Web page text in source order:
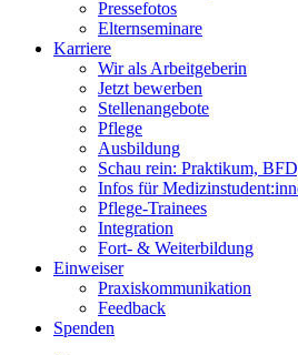
Pressefotos
Elternseminare
Karriere
Wir als Arbeitgeberin
Jetzt bewerben
Stellenangebote
Pflege
Ausbildung
Schau rein: Praktikum,
Infos für
Pflege-Trainees
Integration
Fort- & Weiterbildung
Einweiser
Praxiskommunikation
Feedback
Spenden